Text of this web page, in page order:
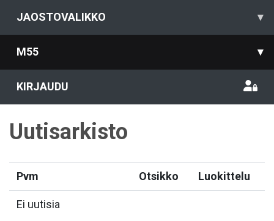
JAOSTOVALIKKO ▾
M55 ▾
KIRJAUDU
Uutisarkisto
Pvm Otsikko Luokittelu
Ei uutisia